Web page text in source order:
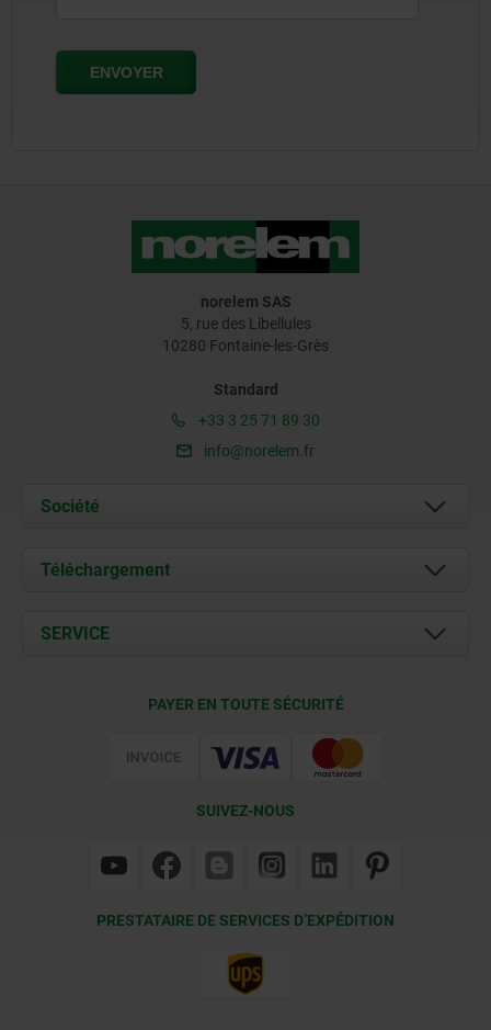
norelem SAS
5, rue des Libellules
10280 Fontaine-les-Grès
Standard
+33 3 25 71 89 30
info@norelem.fr
Société
À propos de nous
Contact
Téléchargement
Documents
SERVICE
PAYER EN TOUTE SÉCURITÉ
SUIVEZ-NOUS
PRESTATAIRE DE SERVICES D’EXPÉDITION